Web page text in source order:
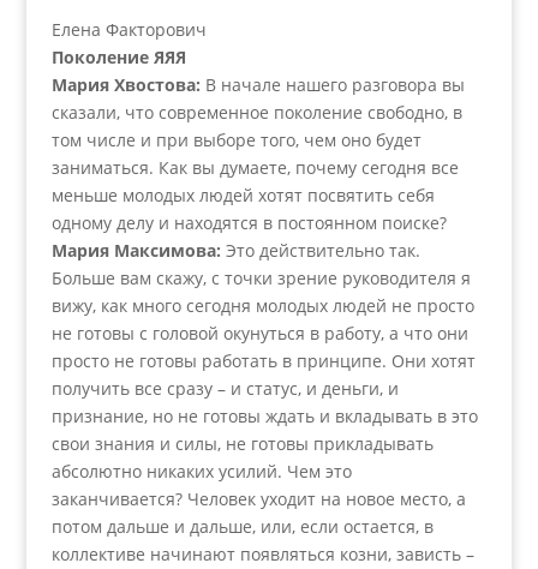
Елена Факторович
Поколение ЯЯЯ
Мария Хвостова: В начале нашего разговора вы
сказали, что современное поколение свободно, в
том числе и при выборе того, чем оно будет
заниматься. Как вы думаете, почему сегодня все
меньше молодых людей хотят посвятить себя
одному делу и находятся в постоянном поиске?
Мария Максимова: Это действительно так.
Больше вам скажу, с точки зрение руководителя я
вижу, как много сегодня молодых людей не просто
не готовы с головой окунуться в работу, а что они
просто не готовы работать в принципе. Они хотят
получить все сразу – и статус, и деньги, и
признание, но не готовы ждать и вкладывать в это
свои знания и силы, не готовы прикладывать
абсолютно никаких усилий. Чем это
заканчивается? Человек уходит на новое место, а
потом дальше и дальше, или, если остается, в
коллективе начинают появляться козни, зависть –